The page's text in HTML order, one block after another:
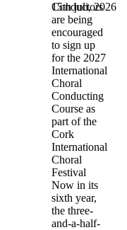
15th juli, 2026
Conductors
are being
encouraged
to sign up
for the 2027
International
Choral
Conducting
Course as
part of the
Cork
International
Choral
Festival
Now in its
sixth year,
the three-
and-a-half-